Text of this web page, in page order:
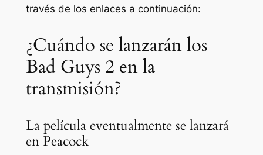
través de los enlaces a continuación:
¿Cuándo se lanzarán los
Bad Guys 2 en la
transmisión?
La película eventualmente se lanzará
en Peacock